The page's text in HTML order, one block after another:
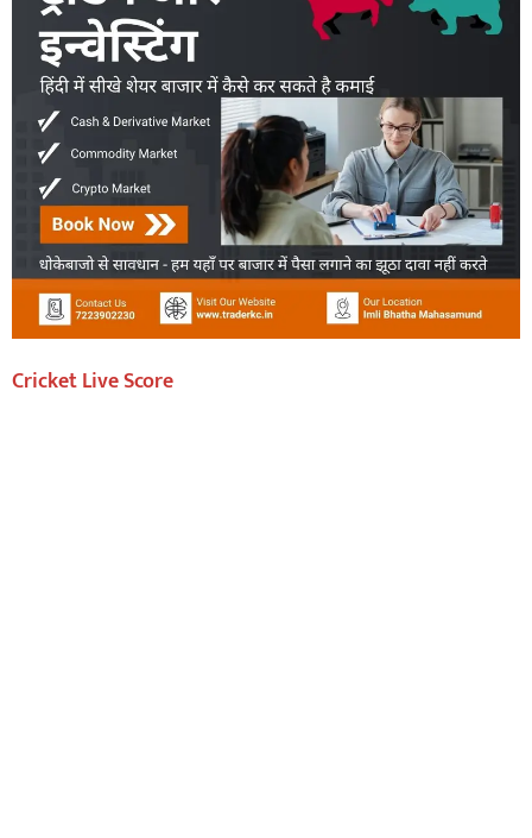
Cricket Live Score